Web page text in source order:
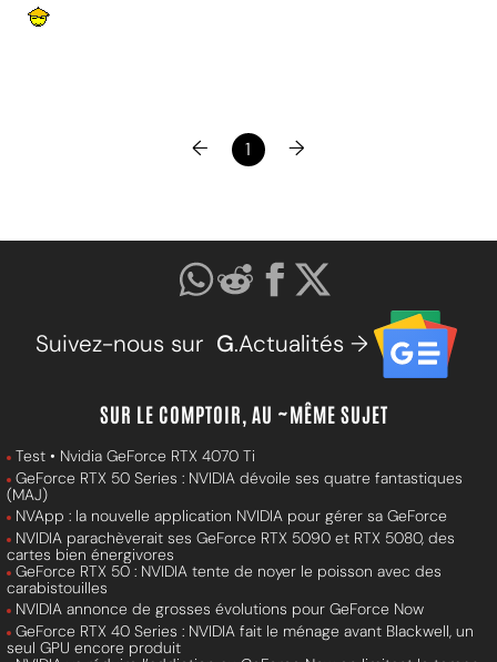
← 1 →
Suivez-nous sur G.Actualités →
SUR LE COMPTOIR, AU ~MÊME SUJET
Test • Nvidia GeForce RTX 4070 Ti
GeForce RTX 50 Series : NVIDIA dévoile ses quatre fantastiques
(MAJ)
NVApp : la nouvelle application NVIDIA pour gérer sa GeForce
NVIDIA parachèverait ses GeForce RTX 5090 et RTX 5080, des
cartes bien énergivores
GeForce RTX 50 : NVIDIA tente de noyer le poisson avec des
carabistouilles
NVIDIA annonce de grosses évolutions pour GeForce Now
GeForce RTX 40 Series : NVIDIA fait le ménage avant Blackwell, un
seul GPU encore produit